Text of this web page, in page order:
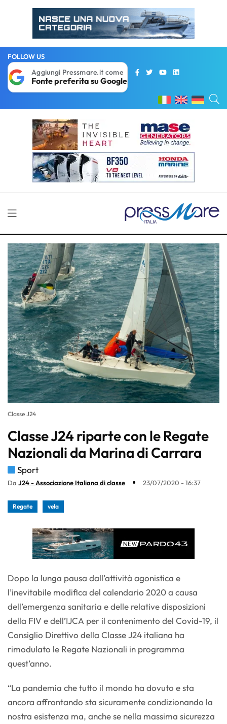
FOLLOW US
Aggiungi Pressmare.it come
Fonte preferita su Google
Classe J24
Classe J24 riparte con le Regate
Nazionali da Marina di Carrara
Sport
Da J24 - Associazione Italiana di classe 23/07/2020 - 16:37
Regate vela
Dopo la lunga pausa dall’attività agonistica e
l’inevitabile modifica del calendario 2020 a causa
dell’emergenza sanitaria e delle relative disposizioni
della FIV e dell’IJCA per il contenimento del Covid-19, il
Consiglio Direttivo della Classe J24 italiana ha
rimodulato le Regate Nazionali in programma
quest’anno.
“La pandemia che tutto il mondo ha dovuto e sta
ancora affrontando sta sicuramente condizionando la
nostra esistenza ma, anche se nella massima sicurezza